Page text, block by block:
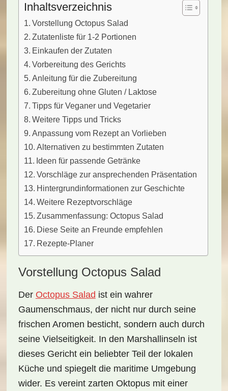
Inhaltsverzeichnis
Vorstellung Octopus Salad
Zutatenliste für 1-2 Portionen
Einkaufen der Zutaten
Vorbereitung des Gerichts
Anleitung für die Zubereitung
Zubereitung ohne Gluten / Laktose
Tipps für Veganer und Vegetarier
Weitere Tipps und Tricks
Anpassung vom Rezept an Vorlieben
Alternativen zu bestimmten Zutaten
Ideen für passende Getränke
Vorschläge zur ansprechenden Präsentation
Hintergrundinformationen zur Geschichte
Weitere Rezeptvorschläge
Zusammenfassung: Octopus Salad
Diese Seite an Freunde empfehlen
Rezepte-Planer
Vorstellung Octopus Salad
Der Octopus Salad ist ein wahrer
Gaumenschmaus, der nicht nur durch seine
frischen Aromen besticht, sondern auch durch
seine Vielseitigkeit. In den Marshallinseln ist
dieses Gericht ein beliebter Teil der lokalen
Kücheund spiegelt die maritime Umgebung
wider. Es vereint zarten Oktopus mit einer